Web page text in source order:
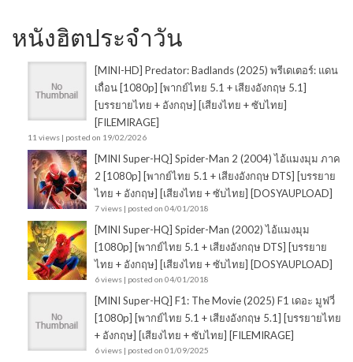
หนังฮิตประจำวัน
[MINI-HD] Predator: Badlands (2025) พรีเดเตอร์: แดน
เถื่อน [1080p] [พากย์ไทย 5.1 + เสียงอังกฤษ 5.1]
[บรรยายไทย + อังกฤษ] [เสียงไทย + ซับไทย]
[FILEMIRAGE]
11 views | posted on 19/02/2026
[MINI Super-HQ] Spider-Man 2 (2004) ไอ้แมงมุม ภาค
2 [1080p] [พากย์ไทย 5.1 + เสียงอังกฤษ DTS] [บรรยาย
ไทย + อังกฤษ] [เสียงไทย + ซับไทย] [DOSYAUPLOAD]
7 views | posted on 04/01/2018
[MINI Super-HQ] Spider-Man (2002) ไอ้แมงมุม
[1080p] [พากย์ไทย 5.1 + เสียงอังกฤษ DTS] [บรรยาย
ไทย + อังกฤษ] [เสียงไทย + ซับไทย] [DOSYAUPLOAD]
6 views | posted on 04/01/2018
[MINI Super-HQ] F1: The Movie (2025) F1 เดอะ มูฟวี่
[1080p] [พากย์ไทย 5.1 + เสียงอังกฤษ 5.1] [บรรยายไทย
+ อังกฤษ] [เสียงไทย + ซับไทย] [FILEMIRAGE]
6 views | posted on 01/09/2025